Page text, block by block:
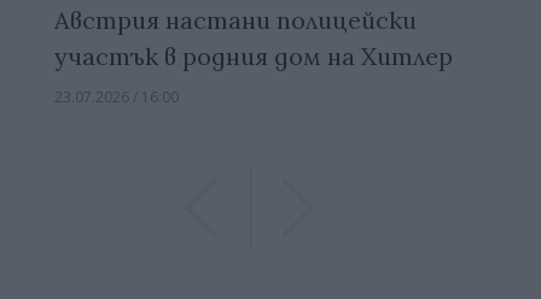
Австрия настани полицейски
участък в родния дом на Хитлер
23.07.2026 / 16:00